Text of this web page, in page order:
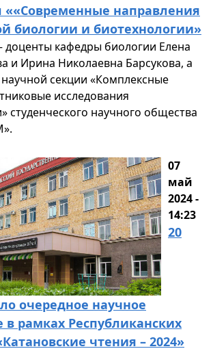
««Современные направления
биологии и биотехнологии»
доценты кафедры биологии Елена
и Ирина Николаевна Барсукова, а
секции «Комплексные
исследования
студенческого научного общества
07
май
2024 -
14:23
20
очередное научное
рамках Республиканских
чтения – 2024»